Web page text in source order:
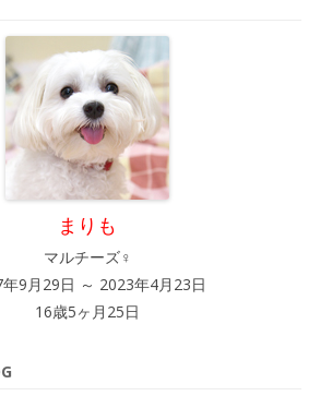
まりも
マルチーズ♀
9月29日 ～ 2023年4月23日
16歳5ヶ月25日